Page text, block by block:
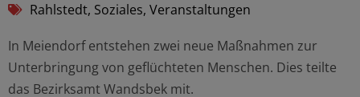
Rahlstedt, Soziales, Veranstaltungen
In Meiendorf entstehen zwei neue Maßnahmen zur
Unterbringung von geflüchteten Menschen. Dies teilte
das Bezirksamt Wandsbek mit.